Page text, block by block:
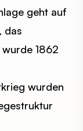
geht auf
das
1862
wurden